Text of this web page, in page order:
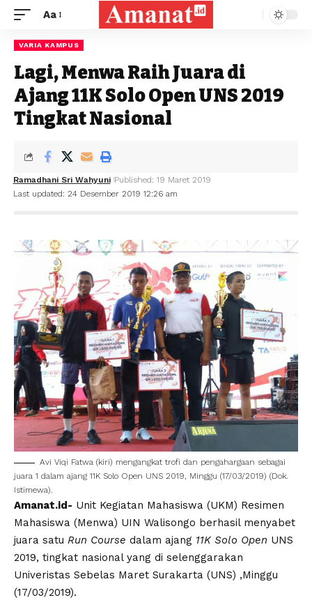
Aa
VARIA KAMPUS
Lagi, Menwa Raih Juara di
Ajang 11K Solo Open UNS 2019
Tingkat Nasional
Last updated: 24 Desember 2019 12:26 am
Ramadhani Sri Wahyuni Published: 19 Maret 2019
Avi Viqi Fatwa (kiri) mengangkat trofi dan pengahargaan sebagai
juara 1 dalam ajang 11K Solo Open UNS 2019, Minggu (17/03/2019) (Dok.
Istimewa).
Amanat.id- Unit Kegiatan Mahasiswa (UKM) Resimen
Mahasiswa (Menwa) UIN Walisongo berhasil menyabet
juara satu Run Course dalam ajang 11K Solo Open UNS
2019, tingkat nasional yang di selenggarakan
Univeristas Sebelas Maret Surakarta (UNS) ,Minggu
(17/03/2019).